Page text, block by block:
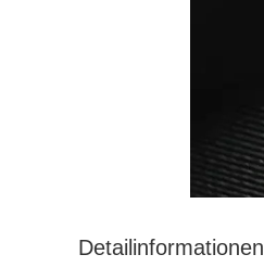
Detailinformationen